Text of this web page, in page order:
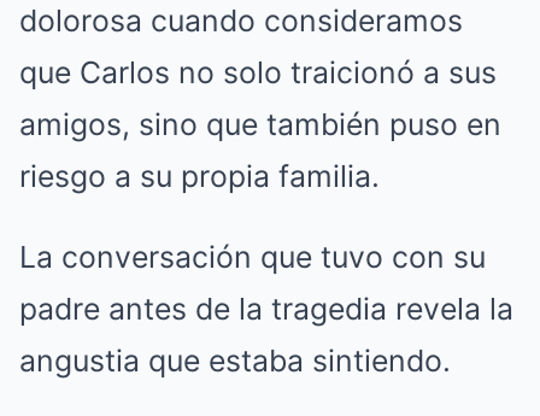
dolorosa cuando consideramos
que Carlos no solo traicionó a sus
amigos, sino que también puso en
riesgo a su propia familia.
La conversación que tuvo con su
padre antes de la tragedia revela la
angustia que estaba sintiendo.